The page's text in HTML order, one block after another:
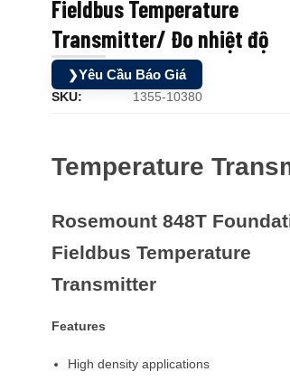
Fieldbus Temperature
Transmitter/ Đo nhiệt độ
❯Yêu Cầu Báo Giá
SKU: 1355-10380
Temperature
Rosemount 848T
Fieldbus Temperature
Transmitter
Features
High density applications